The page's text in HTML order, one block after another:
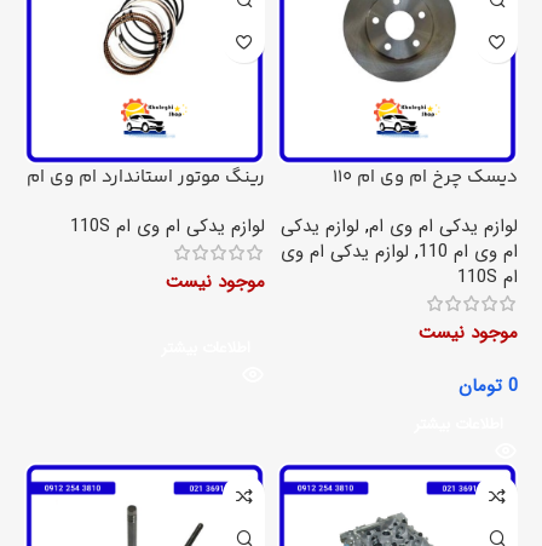
دیسک چرخ ام وی ام 110
لوازم یدکی ام وی ام, لوازم یدکی
ام وی ام 110
, لوازم یدکی ام وی
ام 110S
موجود نیست
0 تومان
رینگ موتور استاندارد ام وی ام
لوازم یدکی ام وی ام 110S
موجود نیست